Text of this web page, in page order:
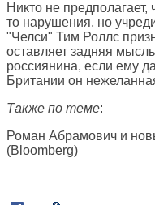
Никто не
то нарушения, но
"Челси" Тим Роллс
оставляет задняя
россиянина, если ему
Британии он
Также по теме:
Роман Абрамович и
(Bloomberg)